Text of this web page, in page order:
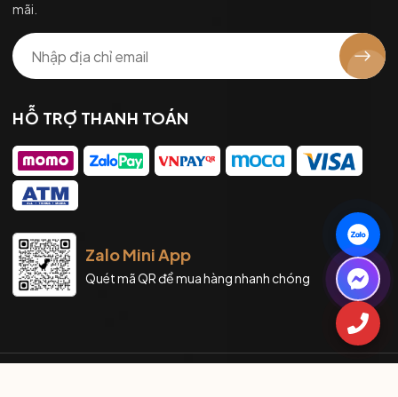
mãi.
HỖ TRỢ THANH TOÁN
Zalo Mini App
Quét mã QR để mua hàng nhanh chóng